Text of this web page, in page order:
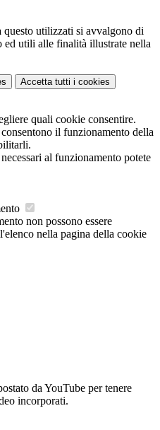
utilizzati si avvalgono di
ed utili alle finalità illustrate nella
Accetta tutti i cookies
quali cookie consentire.
il funzionamento della
al funzionamento potete
non possono essere
nella pagina della cookie
da YouTube per tenere
incorporati.